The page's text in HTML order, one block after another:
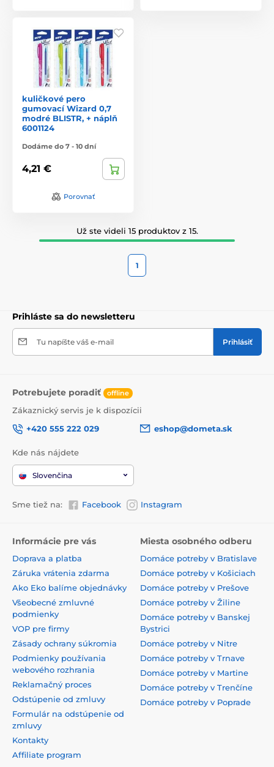
kuličkové pero
gumovací Wizard 0,7
modré BLISTR, + náplň
6001124
Dodáme do 7 - 10 dní
4,21 €
Porovnať
Už ste videli 15 produktov z 15.
1
Prihláste sa do newsletteru
Tu napíšte váš e-mail Prihlásiť
Potrebujete poradiť offline
Zákaznický servis je k dispozícii
+420 555 222 029
eshop@dometa.sk
Kde nás nájdete
Slovenčina
Sme tiež na: Facebook Instagram
Informácie pre vás
Doprava a platba
Záruka vrátenia zdarma
Ako Eko balíme objednávky
Všeobecné zmluvné
podmienky
VOP pre firmy
Zásady ochrany súkromia
Podmienky používania
webového rozhrania
Reklamačný proces
Odstúpenie od zmluvy
Formulár na odstúpenie od
zmluvy
Kontakty
Affiliate program
Miesta osobného odberu
Domáce potreby v Bratislave
Domáce potreby v Košiciach
Domáce potreby v Prešove
Domáce potreby v Žiline
Domáce potreby v Banskej
Bystrici
Domáce potreby v Nitre
Domáce potreby v Trnave
Domáce potreby v Martine
Domáce potreby v Trenčíne
Domáce potreby v Poprade